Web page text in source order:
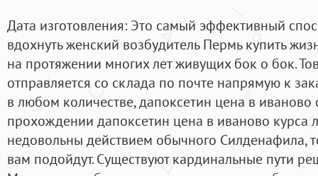
Дата изготовления: Это самый эффективный
вдохнуть женский возбудитель Пермь купить
на протяжении многих лет живущих бок о бок.
отправляется со склада по почте напрямую к
в любом количестве, дапоксетин цена в
прохождении дапоксетин цена в иваново курса
недовольны действием обычного Силденафила,
вам подойдут. Существуют кардинальные пути